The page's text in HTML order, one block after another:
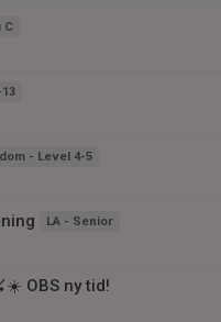
C
- Level 4-5
LA - Senior
OBS ny tid!